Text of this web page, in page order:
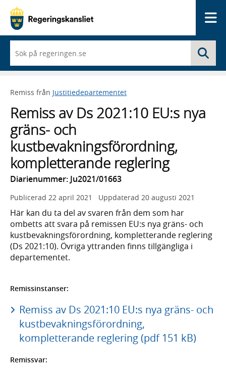
du
börjar
skriva
framträder
lista
med
sökförslag
Remiss från Justitiedepartementet
Remiss av Ds 2021:10 EU:s nya
gräns- och
kustbevakningsförordning,
kompletterande reglering
Diarienummer: Ju2021/01663
Publicerad 22 april 2021 Uppdaterad 20 augusti 2021
Här kan du ta del av svaren från dem som har
ombetts att svara på remissen EU:s nya gräns- och
kust­bevak­nings­förordning, komplet­terande reglering
(Ds 2021:10). Övriga yttranden finns tillgängliga i
departementet.
Remissinstanser:
Remiss av Ds 2021:10 EU:s nya gräns- och
kustbevakningsförordning,
kompletterande reglering (pdf 151 kB)
Remissvar: